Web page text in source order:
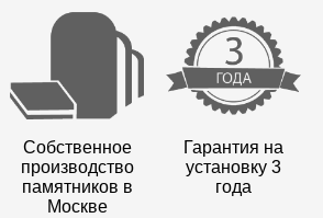
Собственное
производство
памятников в
Москве
Гарантия на
установку 3
года